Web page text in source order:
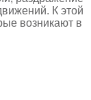
К этой
возникают в